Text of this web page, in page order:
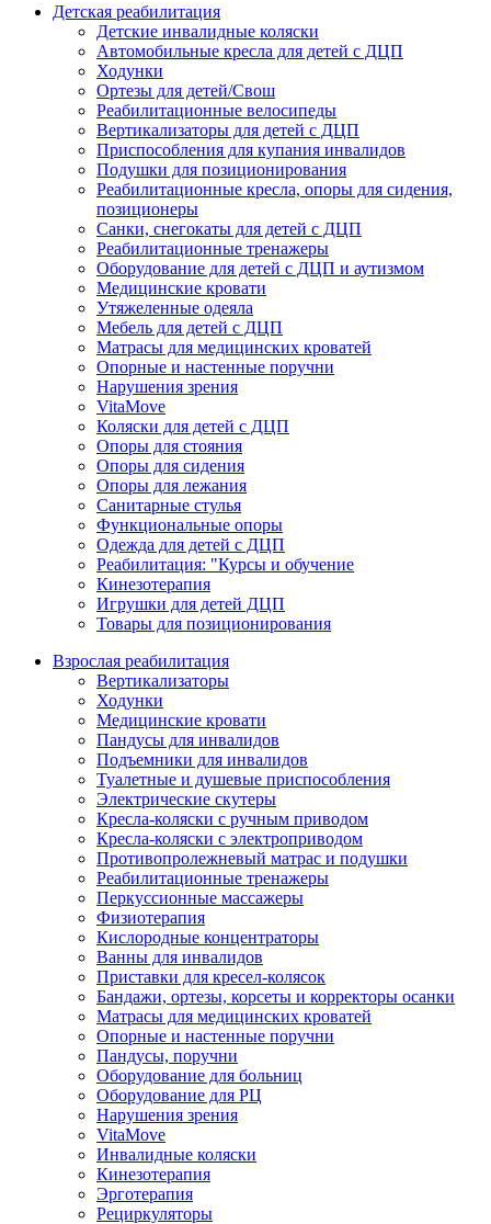
Детская реабилитация
Детские инвалидные коляски
Автомобильные кресла для детей с ДЦП
Ходунки
Ортезы для детей/Свош
Реабилитационные велосипеды
Вертикализаторы для детей с ДЦП
Приспособления для купания инвалидов
Подушки для позиционирования
Реабилитационные кресла, опоры для сидения,
позиционеры
Санки, снегокаты для детей с ДЦП
Реабилитационные тренажеры
Оборудование для детей с ДЦП и аутизмом
Медицинские кровати
Утяжеленные одеяла
Мебель для детей с ДЦП
Матрасы для медицинских кроватей
Опорные и настенные поручни
Нарушения зрения
VitaMove
Коляски для детей с ДЦП
Опоры для стояния
Опоры для сидения
Опоры для лежания
Санитарные стулья
Функциональные опоры
Одежда для детей с ДЦП
Реабилитация: "Курсы и обучение
Кинезотерапия
Игрушки для детей ДЦП
Товары для позиционирования
Взрослая реабилитация
Вертикализаторы
Ходунки
Медицинские кровати
Пандусы для инвалидов
Подъемники для инвалидов
Туалетные и душевые приспособления
Электрические скутеры
Кресла-коляски с ручным приводом
Кресла-коляски с электроприводом
Противопролежневый матрас и подушки
Реабилитационные тренажеры
Перкуссионные массажеры
Физиотерапия
Кислородные концентраторы
Ванны для инвалидов
Приставки для кресел-колясок
Бандажи, ортезы, корсеты и корректоры осанки
Матрасы для медицинских кроватей
Опорные и настенные поручни
Пандусы, поручни
Оборудование для больниц
Оборудование для РЦ
Нарушения зрения
VitaMove
Инвалидные коляски
Кинезотерапия
Эрготерапия
Рециркуляторы